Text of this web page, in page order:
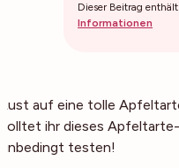
Dieser Beitrag
Informationen
Lust auf eine tolle
solltet ihr dieses
unbedingt testen!